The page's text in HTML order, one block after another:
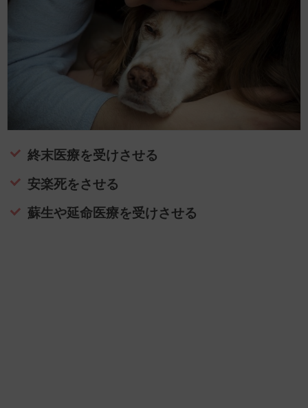
終末医療を受けさせる
安楽死をさせる
蘇生や延命医療を受けさせる